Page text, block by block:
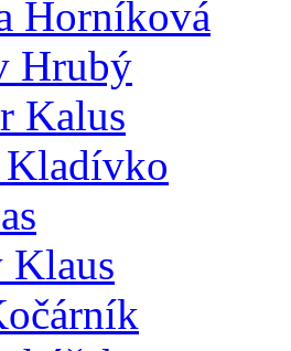
Horníková
Hrubý
Kalus
Kladívko
Klaus